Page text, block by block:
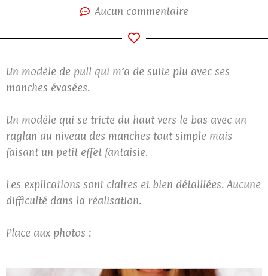
Aucun commentaire
Un modèle de pull qui m’a de suite plu avec ses
manches évasées.
Un modèle qui se tricte du haut vers le bas avec un
raglan au niveau des manches tout simple mais
faisant un petit effet fantaisie.
Les explications sont claires et bien détaillées. Aucune
difficulté dans la réalisation.
Place aux photos :